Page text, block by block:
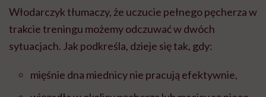
Włodarczyk tłumaczy, że uczucie pełnego pęcherza w
trakcie treningu możemy odczuwać w dwóch
sytuacjach. Jak podkreśla, dzieje się tak, gdy:
mięśnie dna miednicy nie pracują efektywnie,